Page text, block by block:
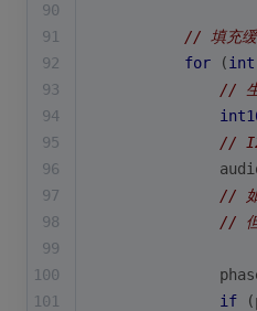
90
91
// 填充缓
92
for (int
93
// 生
94
95
//
96
97
//
98
// 但
99
100
101
if